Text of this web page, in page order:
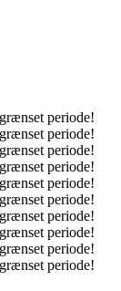
periode!
periode!
periode!
periode!
periode!
periode!
periode!
periode!
periode!
periode!